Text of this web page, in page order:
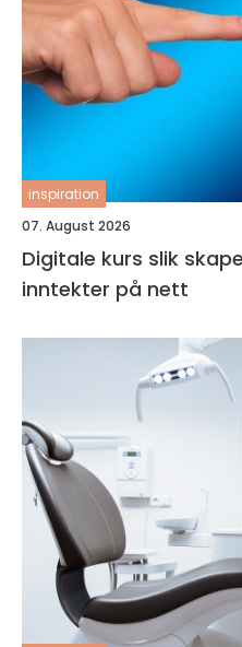
inspiration
07. August 2026
Digitale kurs slik skaper du læring og
inntekter på nett